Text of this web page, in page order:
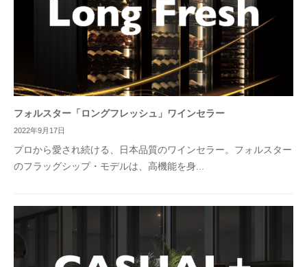
フォルスター「ロングフレッシュ」ワインセラー
2022年9月17日
プロから愛され続ける、日本品質のワインセラー。フォルスター
のフラッグシップ・モデルは、高機能を身...